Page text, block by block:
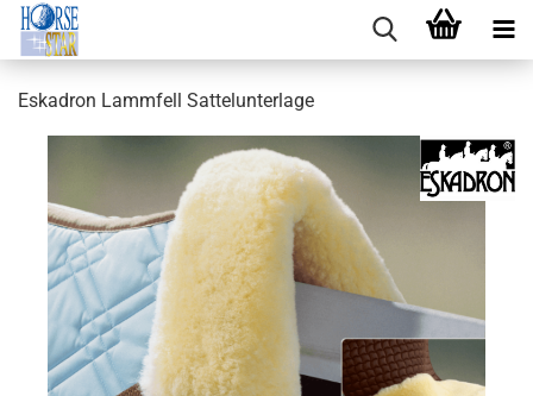
Eskadron Lammfell Sattelunterlage